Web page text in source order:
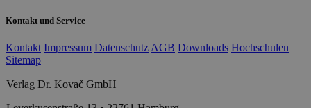
Kontakt und Service
Kontakt Impressum Datenschutz AGB Downloads Hochschulen
Sitemap
Verlag Dr. Kovač GmbH